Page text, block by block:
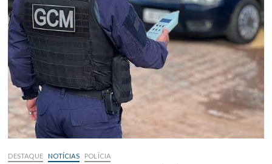
DESTAQUE NOTÍCIAS POLÍCIA